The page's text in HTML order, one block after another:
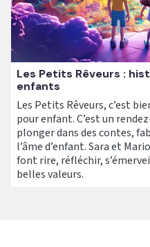
Les Petits Rêveurs :
enfants
Les Petits Rêveurs, c’est
pour enfant. C’est un
plonger dans des contes,
l’âme d’enfant. Sara et
font rire, réfléchir,
belles valeurs.